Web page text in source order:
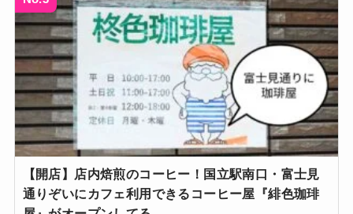
【開店】店内焙煎のコーヒー！国立駅南口・富士見
通りぞいにカフェ利用できるコーヒー屋『緋色珈琲